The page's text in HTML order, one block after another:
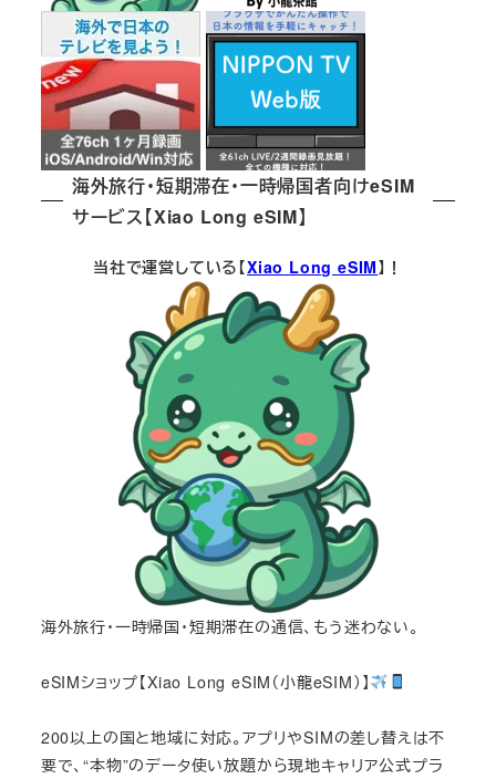
海外旅行・短期滞在・一時帰国者向けeSIM
サービス【Xiao Long eSIM】
当社で運営している【Xiao Long eSIM】！
海外旅行・一時帰国・短期滞在の通信、もう迷わない。
eSIMショップ【Xiao Long eSIM（小龍eSIM）】
200以上の国と地域に対応。アプリやSIMの差し替えは不
要で、“本物”のデータ使い放題から現地キャリア公式プラ